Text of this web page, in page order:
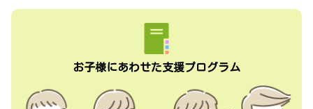
お子様にあわせた支援プログラム